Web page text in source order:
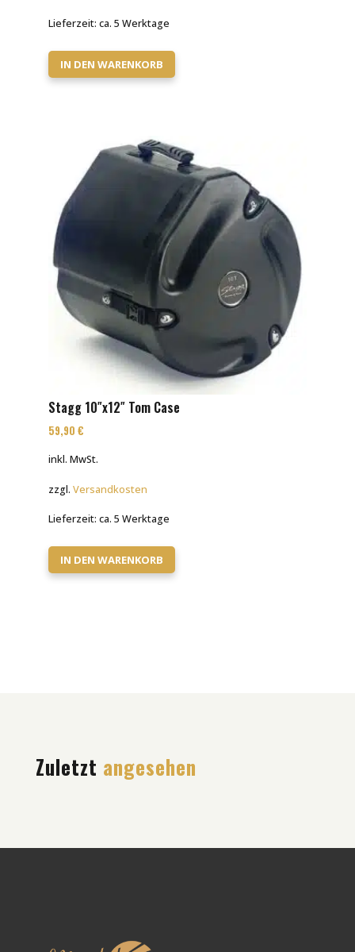
Lieferzeit: ca. 5 Werktage
IN DEN WARENKORB
Stagg 10″x12″ Tom Case
59,90 €
inkl. MwSt.
zzgl. Versandkosten
Lieferzeit: ca. 5 Werktage
IN DEN WARENKORB
Zuletzt angesehen